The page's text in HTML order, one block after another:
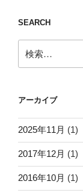
SEARCH
索:
アーカイブ
2025年11月 (1)
2017年12月 (1)
2016年10月 (1)